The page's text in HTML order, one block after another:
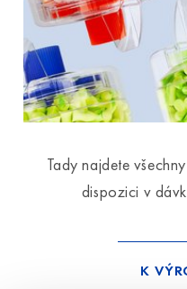
Tady najdete
dispozici v
K